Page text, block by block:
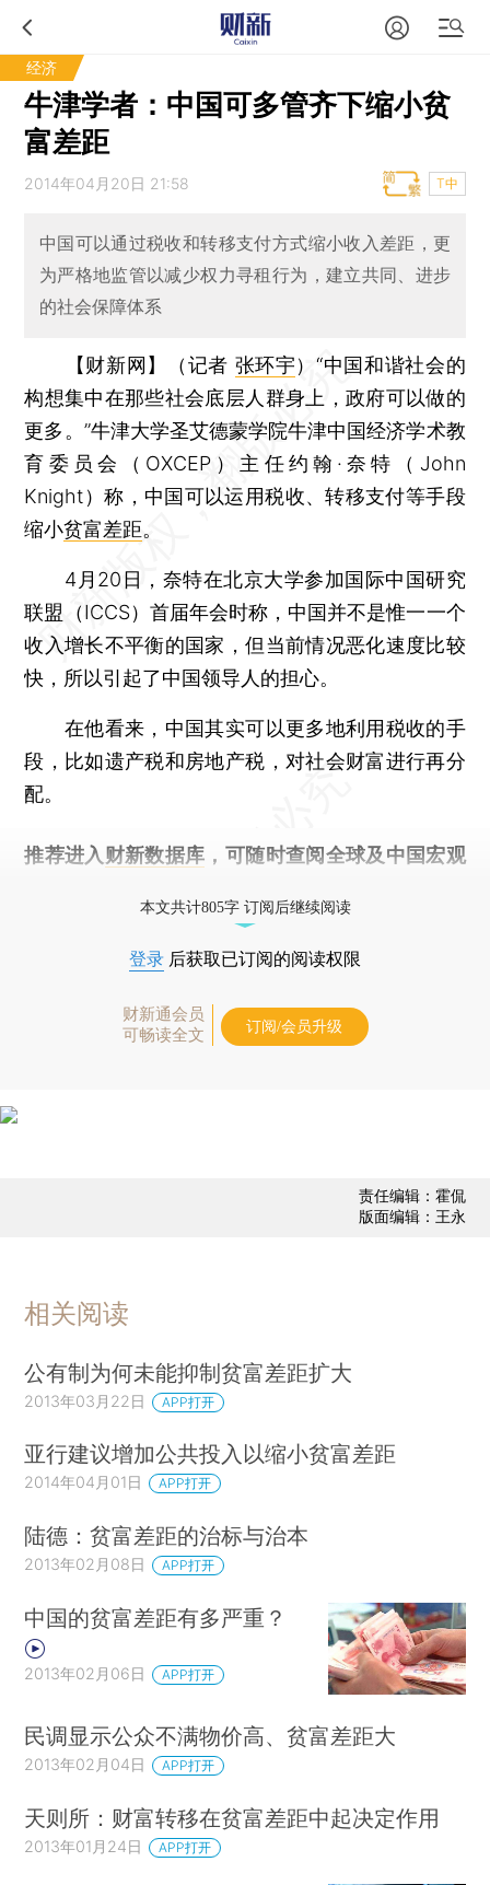
经济
牛津学者：中国可多管齐下缩小贫
富差距
2014年04月20日 21:58 T中
中国可以通过税收和转移支付方式缩小收入差距，更
为严格地监管以减少权力寻租行为，建立共同、进步
的社会保障体系
【财新网】（记者 张环宇）“中国和谐社会的
构想集中在那些社会底层人群身上，政府可以做的
更多。”牛津大学圣艾德蒙学院牛津中国经济学术教
育委员会（OXCEP）主任约翰·奈特（John
Knight）称，中国可以运用税收、转移支付等手段
缩小贫富差距。
4月20日，奈特在北京大学参加国际中国研究
联盟（ICCS）首届年会时称，中国并不是惟一一个
收入增长不平衡的国家，但当前情况恶化速度比较
快，所以引起了中国领导人的担心。
在他看来，中国其实可以更多地利用税收的手
段，比如遗产税和房地产税，对社会财富进行再分
配。
推荐进入 财新数据库 ，可随时查阅全球及中国宏观
本文共计805字 订阅后继续阅读
登录 后获取已订阅的阅读权限
财新通会员
可畅读全文
订阅/会员升级
责任编辑：霍侃
版面编辑：王永
相关阅读
公有制为何未能抑制贫富差距扩大
2013年03月22日 APP打开
亚行建议增加公共投入以缩小贫富差距
2014年04月01日 APP打开
陆德：贫富差距的治标与治本
2013年02月08日 APP打开
中国的贫富差距有多严重？
2013年02月06日 APP打开
民调显示公众不满物价高、贫富差距大
2013年02月04日 APP打开
天则所：财富转移在贫富差距中起决定作用
2013年01月24日 APP打开